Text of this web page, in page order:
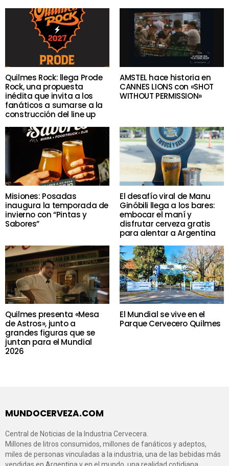
Quilmes Rock: llega Prode
Rock, una propuesta
inédita que invita a los
fanáticos a sumarse a la
construcción del line up
AMSTEL hace historia en
CANNES LIONS con «SHOT
WITHOUT PERMISSION»
Misiones: Posadas
inaugura la temporada de
invierno con “Pintas y
Sabores”
El desafío viral de Manu
Ginóbili llega a los bares:
embocar el maní y
disfrutar cerveza gratis
para alentar a Argentina
Quilmes presenta «Mesa
de Astros», junto a
grandes figuras que se
juntan para el Mundial
2026
El Mundial se vive en el
Parque Cervecero Quilmes
MUNDOCERVEZA.COM
Central de Noticias de la Industria Cervecera.
Millones de litros consumidos, millones de fanáticos y adeptos,
miles de personas vinculadas a la industria, una de las bebidas más